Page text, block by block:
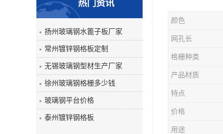
玻璃钢平板
玻璃钢盖板
热门资讯
扬州玻璃钢水篦子板厂家
常州镀锌钢格板定制
无锡玻璃钢型材生产厂家
徐州玻璃钢格栅多少钱
玻璃钢平台价格
泰州镀锌钢格板
颜色
网孔长
格栅种类
产品材质
特点
价格
用途